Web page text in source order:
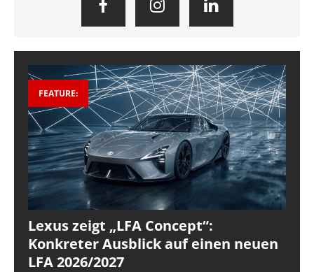
FEATURE:
Lexus zeigt „LFA Concept“:
Konkreter Ausblick auf einen neuen
LFA 2026/2027